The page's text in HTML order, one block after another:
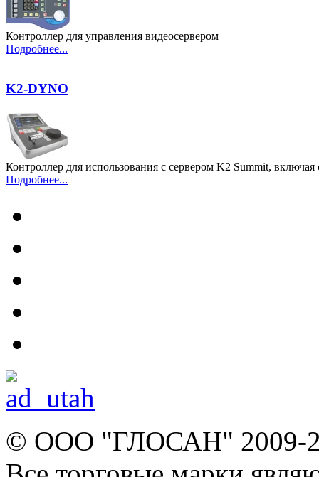
Контроллер для управления видеосервером
Подробнее...
K2-DYNO
Контроллер для использования с сервером K2 Summit,
Подробнее...
© ООО "ГЛОСАН" 2009-